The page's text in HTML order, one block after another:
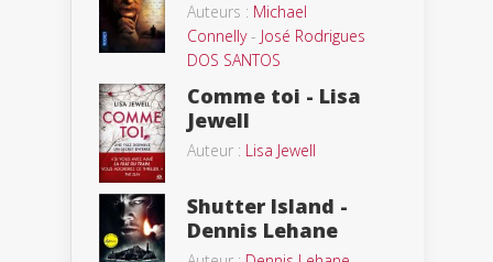
Auteurs : Michael
Connelly- José Rodrigues
DOS SANTOS
Comme toi - Lisa
Jewell
Auteur : Lisa Jewell
Shutter Island -
Dennis Lehane